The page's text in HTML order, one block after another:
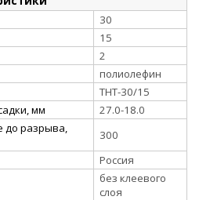
30
15
2
полиолефин
ТНТ-30/15
мм
27.0-18.0
до разрыва,
300
Россия
без клеевого
слоя